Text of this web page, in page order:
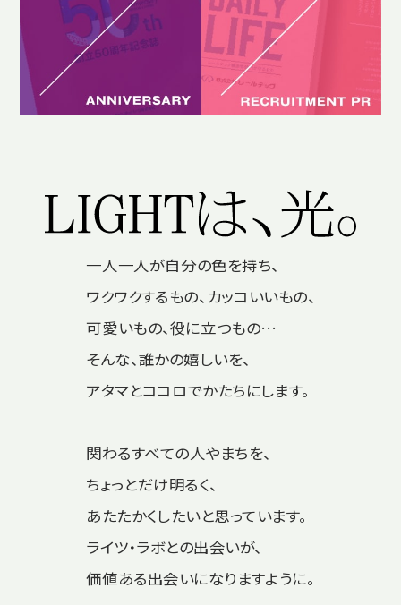
一人一人が自分の色を持ち、
ワクワクするもの、カッコいいもの、
可愛いもの、役に立つもの…
そんな、誰かの嬉しいを、
アタマとココロでかたちにします。
関わるすべての人やまちを、
ちょっとだけ明るく、
あたたかくしたいと思っています。
ライツ・ラボとの出会いが、
価値ある出会いになりますように。